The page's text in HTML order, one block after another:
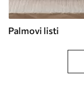
Palmovi listi